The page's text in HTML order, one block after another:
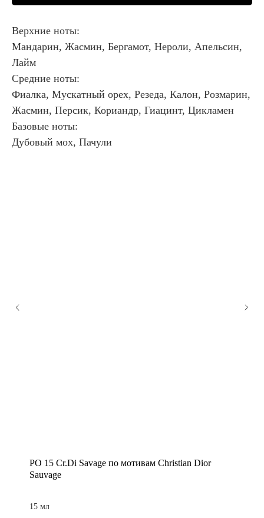
Верхние ноты:
Мандарин, Жасмин, Бергамот, Нероли, Апельсин,
Лайм
Средние ноты:
Фиалка, Мускатный орех, Резеда, Калон, Розмарин,
Жасмин, Персик, Кориандр, Гиацинт, Цикламен
Базовые ноты:
Дубовый мох, Пачули
PO 15 Cr.Di Savage по мотивам Christian Dior
Sauvage
15 мл